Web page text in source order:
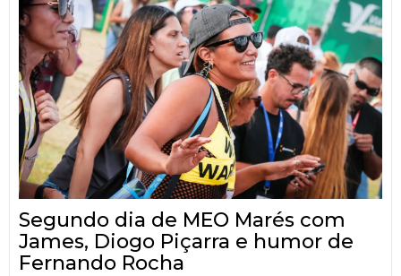
Segundo dia de MEO Marés com
James, Diogo Piçarra e humor de
Fernando Rocha